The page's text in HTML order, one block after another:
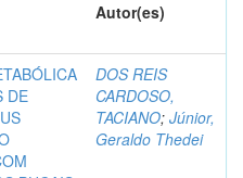
Autor(es)
DE
DOS REIS
CARDOSO,
TACIANO; Júnior,
Geraldo Thedei